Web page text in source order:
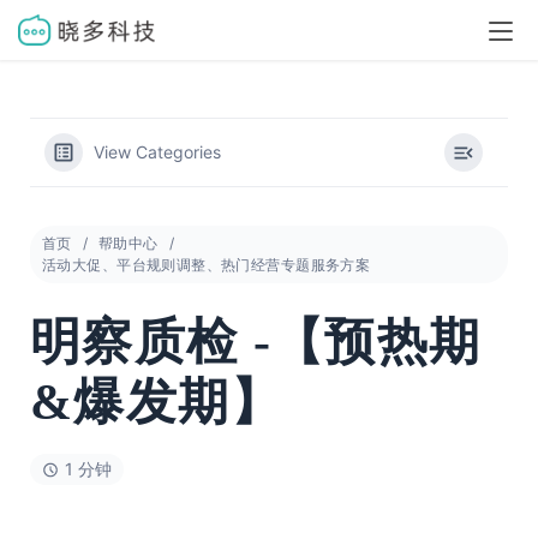
View Categories
首页
帮助中心
活动大促、平台规则调整、热门经营专题服务方案
明察质检 -【预热期
&爆发期】
1 分钟